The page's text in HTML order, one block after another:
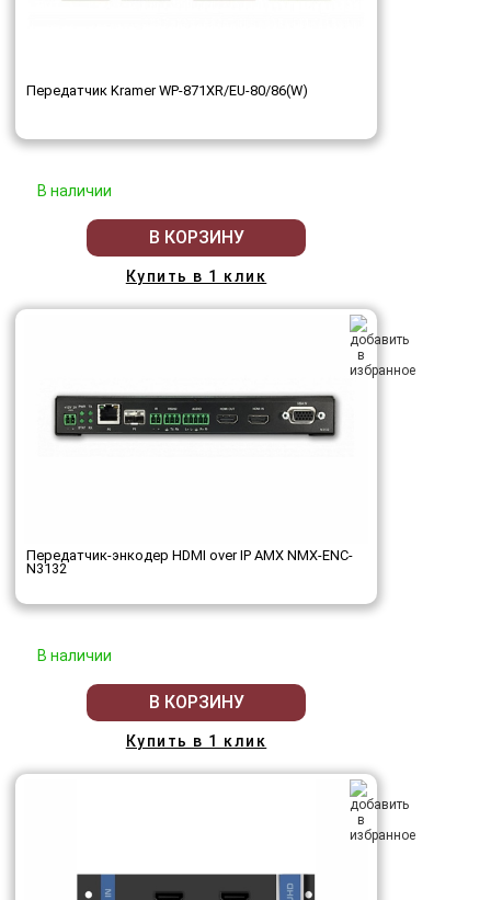
Передатчик Kramer WP-871XR/EU-80/86(W)
В наличии
В КОРЗИНУ
Купить в 1 клик
Передатчик-энкодер HDMI over IP AMX NMX-ENC-
N3132
В наличии
В КОРЗИНУ
Купить в 1 клик